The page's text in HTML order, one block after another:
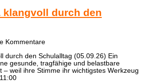
klangvoll durch den
Kommentare
durch den Schulalltag (05.09.26) Ein
gesunde, tragfähige und belastbare
– weil ihre Stimme ihr wichtigstes Werkzeug